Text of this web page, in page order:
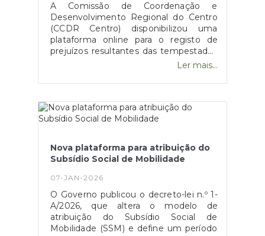
A Comissão de Coordenação e
Desenvolvimento Regional do Centro
(CCDR Centro) disponibilizou uma
plataforma online para o registo de
prejuízos resultantes das tempestades
de 2026 que afetaram vários concelhos
cidadãos, empresas, agricultores e
danos em habitações, atividades
económicas, explorações agrícolas e
acesso a apoios técnicos e
financeiros.O registo dos prejuízos é
um passo essencial para a avaliação
dos danos e para a ativação dos
plataforma pode ser consultada no site
oficial da CCDR Centro.Esta
candidatura está disponível no site da
CCDR, através do deste
Ler mais...
Nova plataforma para atribuição do
Subsídio Social de Mobilidade
07-JAN-2026
O Governo publicou o decreto-lei n.º 1-
A/2026, que altera o modelo de
atribuição do Subsídio Social de
Mobilidade (SSM) e define um período